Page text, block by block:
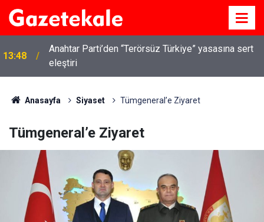
13:48
Anahtar Parti’den “Terörsüz Türkiye” yasasına sert
eleştiri
Anasayfa Siyaset Tümgeneral’e Ziyaret
Tümgeneral’e Ziyaret